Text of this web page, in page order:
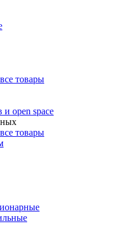
товары
и open space
товары